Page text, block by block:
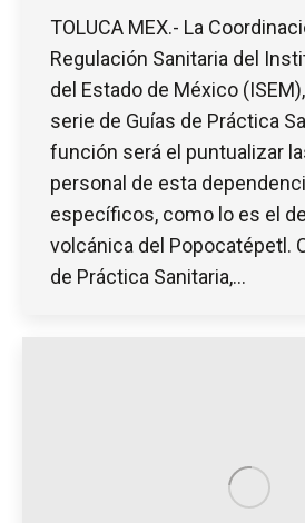
TOLUCA MEX.- La
Regulación Sanitaria del
del Estado de México
serie de Guías de Práctica
función será el puntualizar
personal de esta
específicos, como lo es el
volcánica del Popocatépetl.
de Práctica Sanitaria,…